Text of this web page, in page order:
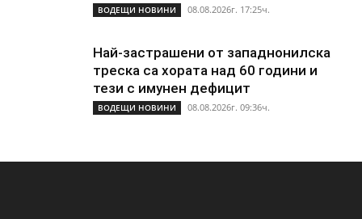
ВОДЕЩИ НОВИНИ 08.08.2026г. 17:25ч.
Най-застрашени от западнонилска
треска са хората над 60 години и
тези с имунен дефицит
ВОДЕЩИ НОВИНИ 08.08.2026г. 09:36ч.